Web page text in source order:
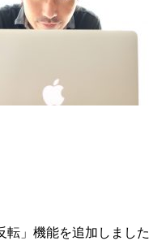
」機能を追加しまし